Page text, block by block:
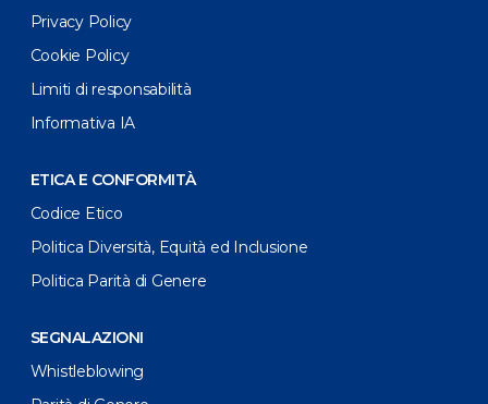
Privacy Policy
Cookie Policy
Limiti di responsabilità
Informativa IA
ETICA E CONFORMITÀ
Codice Etico
Politica Diversità, Equità ed Inclusione
Politica Parità di Genere
SEGNALAZIONI
Whistleblowing